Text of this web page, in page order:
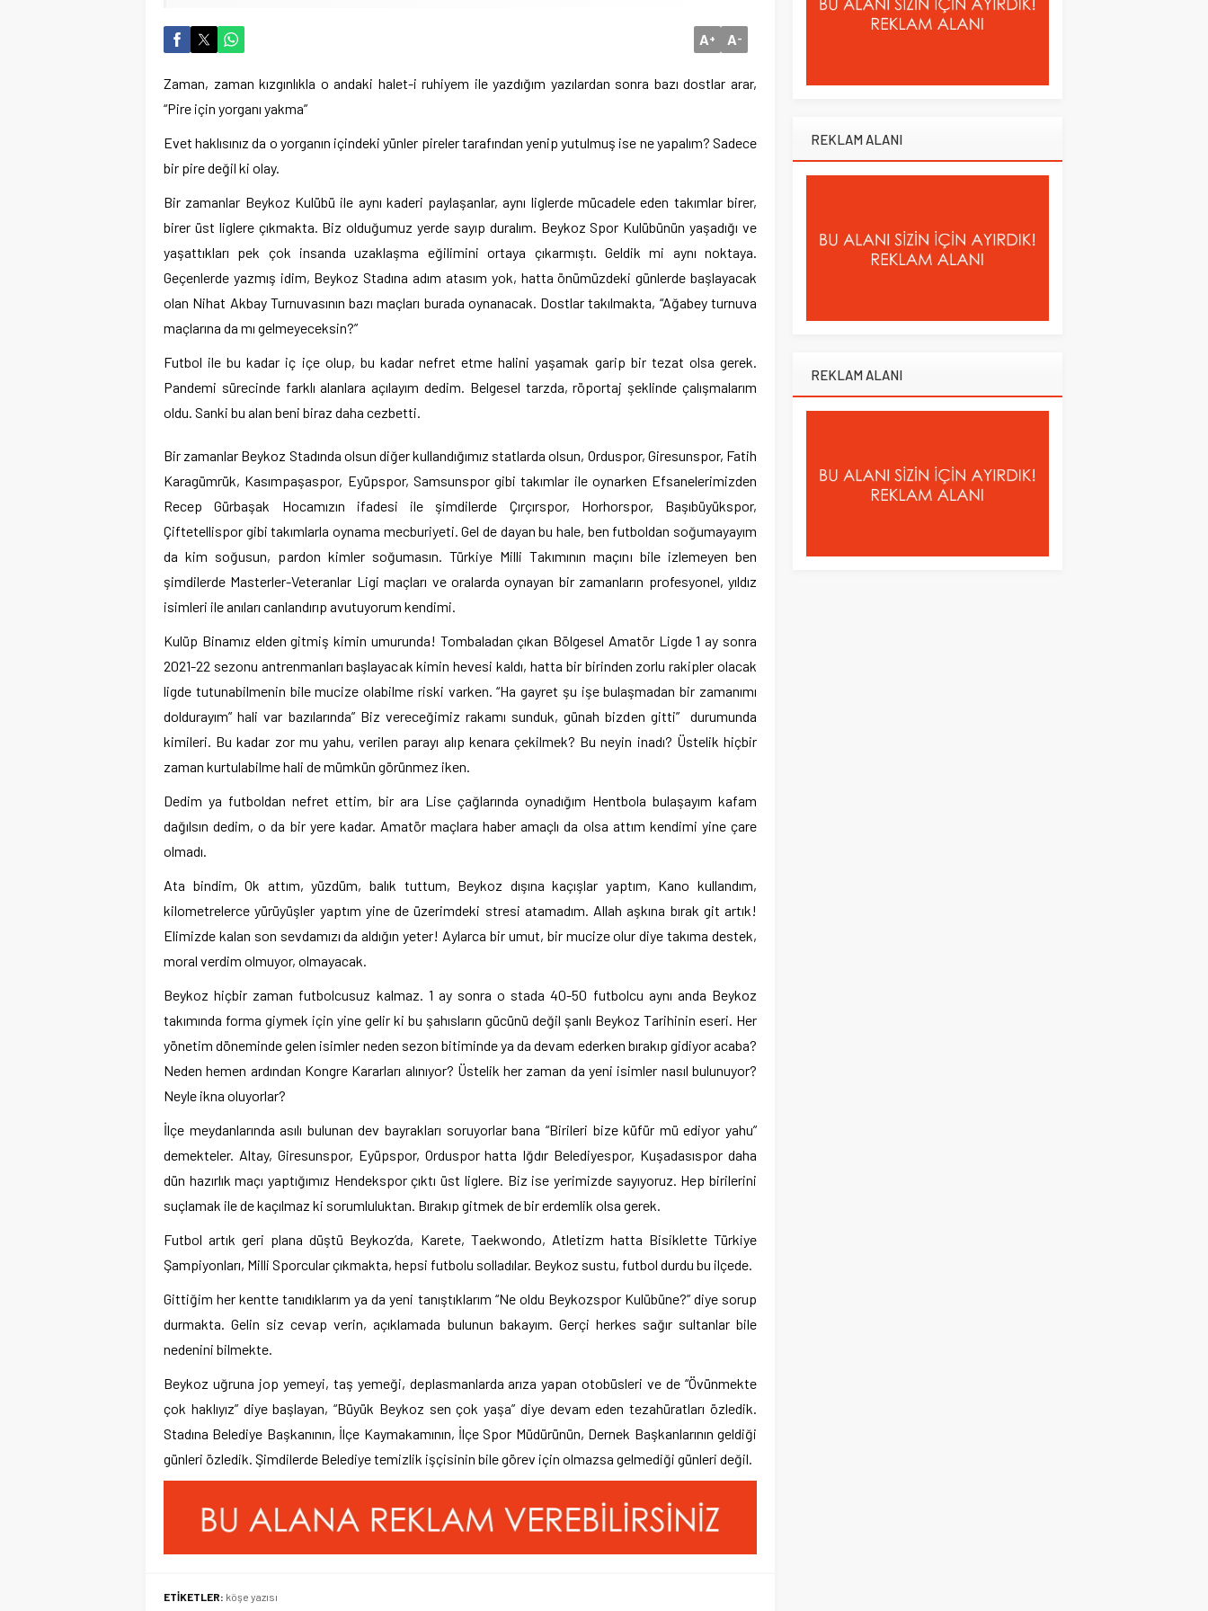
A+ A-
Zaman, zaman kızgınlıkla o andaki halet-i ruhiyem ile yazdığım yazılardan sonra bazı dostlar arar,
“Pire için yorganı yakma”
Evet haklısınız da o yorganın içindeki yünler pireler tarafından yenip yutulmuş ise ne yapalım? Sadece
bir pire değil ki olay.
Bir zamanlar Beykoz Kulübü ile aynı kaderi paylaşanlar, aynı liglerde mücadele eden takımlar birer,
birer üst liglere çıkmakta. Biz olduğumuz yerde sayıp duralım. Beykoz Spor Kulübünün yaşadığı ve
yaşattıkları pek çok insanda uzaklaşma eğilimini ortaya çıkarmıştı. Geldik mi aynı noktaya.
Geçenlerde yazmış idim, Beykoz Stadına adım atasım yok, hatta önümüzdeki günlerde başlayacak
olan Nihat Akbay Turnuvasının bazı maçları burada oynanacak. Dostlar takılmakta, “Ağabey turnuva
maçlarına da mı gelmeyeceksin?”
Futbol ile bu kadar iç içe olup, bu kadar nefret etme halini yaşamak garip bir tezat olsa gerek.
Pandemi sürecinde farklı alanlara açılayım dedim. Belgesel tarzda, röportaj şeklinde çalışmalarım
oldu. Sanki bu alan beni biraz daha cezbetti.
Bir zamanlar Beykoz Stadında olsun diğer kullandığımız statlarda olsun, Orduspor, Giresunspor, Fatih
Karagümrük, Kasımpaşaspor, Eyüpspor, Samsunspor gibi takımlar ile oynarken Efsanelerimizden
Recep Gürbaşak Hocamızın ifadesi ile şimdilerde Çırçırspor, Horhorspor, Başıbüyükspor,
Çiftetellispor gibi takımlarla oynama mecburiyeti. Gel de dayan bu hale, ben futboldan soğumayayım
da kim soğusun, pardon kimler soğumasın. Türkiye Milli Takımının maçını bile izlemeyen ben
şimdilerde Masterler-Veteranlar Ligi maçları ve oralarda oynayan bir zamanların profesyonel, yıldız
isimleri ile anıları canlandırıp avutuyorum kendimi.
Kulüp Binamız elden gitmiş kimin umurunda! Tombaladan çıkan Bölgesel Amatör Ligde 1 ay sonra
2021-22 sezonu antrenmanları başlayacak kimin hevesi kaldı, hatta bir birinden zorlu rakipler olacak
ligde tutunabilmenin bile mucize olabilme riski varken. “Ha gayret şu işe bulaşmadan bir zamanımı
doldurayım” hali var bazılarında” Biz vereceğimiz rakamı sunduk, günah bizden gitti” durumunda
kimileri. Bu kadar zor mu yahu, verilen parayı alıp kenara çekilmek? Bu neyin inadı? Üstelik hiçbir
zaman kurtulabilme hali de mümkün görünmez iken.
Dedim ya futboldan nefret ettim, bir ara Lise çağlarında oynadığım Hentbola bulaşayım kafam
dağılsın dedim, o da bir yere kadar. Amatör maçlara haber amaçlı da olsa attım kendimi yine çare
olmadı.
Ata bindim, Ok attım, yüzdüm, balık tuttum, Beykoz dışına kaçışlar yaptım, Kano kullandım,
kilometrelerce yürüyüşler yaptım yine de üzerimdeki stresi atamadım. Allah aşkına bırak git artık!
Elimizde kalan son sevdamızı da aldığın yeter! Aylarca bir umut, bir mucize olur diye takıma destek,
moral verdim olmuyor, olmayacak.
Beykoz hiçbir zaman futbolcusuz kalmaz. 1 ay sonra o stada 40-50 futbolcu aynı anda Beykoz
takımında forma giymek için yine gelir ki bu şahısların gücünü değil şanlı Beykoz Tarihinin eseri. Her
yönetim döneminde gelen isimler neden sezon bitiminde ya da devam ederken bırakıp gidiyor acaba?
Neden hemen ardından Kongre Kararları alınıyor? Üstelik her zaman da yeni isimler nasıl bulunuyor?
Neyle ikna oluyorlar?
İlçe meydanlarında asılı bulunan dev bayrakları soruyorlar bana “Birileri bize küfür mü ediyor yahu”
demekteler. Altay, Giresunspor, Eyüpspor, Orduspor hatta Iğdır Belediyespor, Kuşadasıspor daha
dün hazırlık maçı yaptığımız Hendekspor çıktı üst liglere. Biz ise yerimizde sayıyoruz. Hep birilerini
suçlamak ile de kaçılmaz ki sorumluluktan. Bırakıp gitmek de bir erdemlik olsa gerek.
Futbol artık geri plana düştü Beykoz’da, Karete, Taekwondo, Atletizm hatta Bisiklette Türkiye
Şampiyonları, Milli Sporcular çıkmakta, hepsi futbolu solladılar. Beykoz sustu, futbol durdu bu ilçede.
Gittiğim her kentte tanıdıklarım ya da yeni tanıştıklarım “Ne oldu Beykozspor Kulübüne?” diye sorup
durmakta. Gelin siz cevap verin, açıklamada bulunun bakayım. Gerçi herkes sağır sultanlar bile
nedenini bilmekte.
Beykoz uğruna jop yemeyi, taş yemeği, deplasmanlarda arıza yapan otobüsleri ve de “Övünmekte
çok haklıyız” diye başlayan, “Büyük Beykoz sen çok yaşa” diye devam eden tezahüratları özledik.
Stadına Belediye Başkanının, İlçe Kaymakamının, İlçe Spor Müdürünün, Dernek Başkanlarının geldiği
günleri özledik. Şimdilerde Belediye temizlik işçisinin bile görev için olmazsa gelmediği günleri değil.
ETİKETLER: köşe yazısı
REKLAM ALANI
REKLAM ALANI